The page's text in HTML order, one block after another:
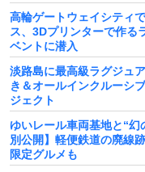
高輪ゲートウェイシティ
ス、3Dプリンターで作る
ベントに潜入
淡路島に最高級ラグジュ
き＆オールインクルーシ
ジェクト
ゆいレール車両基地と“
別公開】軽便鉄道の廃線
限定グルメも